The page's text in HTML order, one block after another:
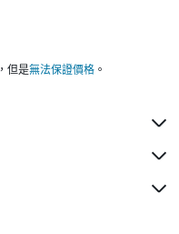
但是無法保證價格 。